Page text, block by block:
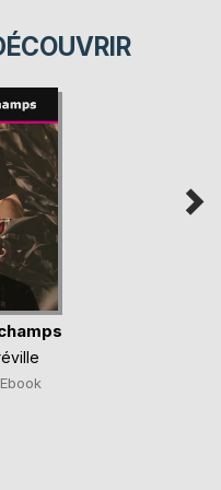
Ebook